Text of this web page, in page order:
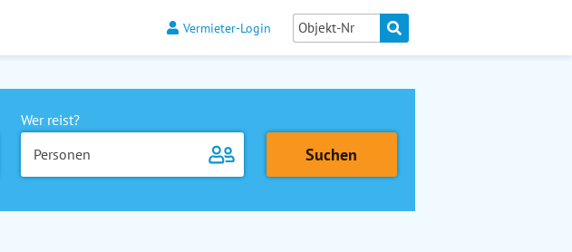
Vermieter-Login
Wer reist?
Personen